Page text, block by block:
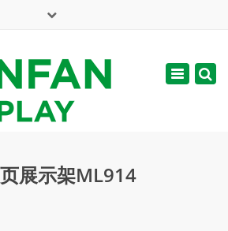
周一 - 周六: 7:00 - 17:00
Toggle
展示架ML914